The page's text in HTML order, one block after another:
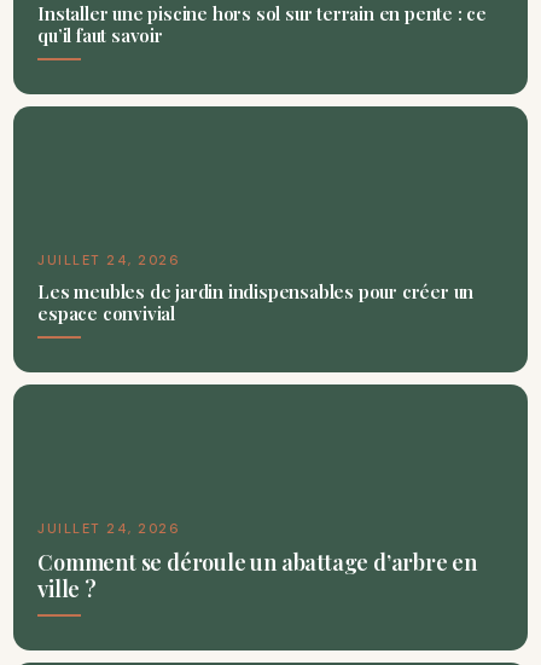
Installer une piscine hors sol sur terrain en pente : ce
qu’il faut savoir
JUILLET 24, 2026
Les meubles de jardin indispensables pour créer un
espace convivial
JUILLET 24, 2026
Comment se déroule un abattage d’arbre en
ville ?